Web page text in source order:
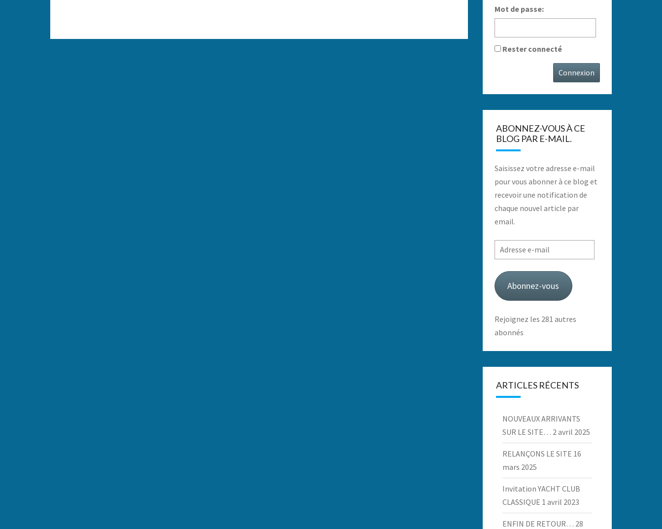
Mot de passe:
Rester connecté
Connexion
ABONNEZ-VOUS À CE
BLOG PAR E-MAIL.
Saisissez votre adresse e-mail
pour vous abonner à ce blog et
recevoir une notification de
chaque nouvel article par
email.
Adresse
e-
mail
Abonnez-vous
Rejoignez les 281 autres
abonnés
ARTICLES RÉCENTS
NOUVEAUX ARRIVANTS
SUR LE SITE… 2 avril 2025
RELANÇONS LE SITE 16
mars 2025
Invitation YACHT CLUB
CLASSIQUE 1 avril 2023
ENFIN DE RETOUR… 28